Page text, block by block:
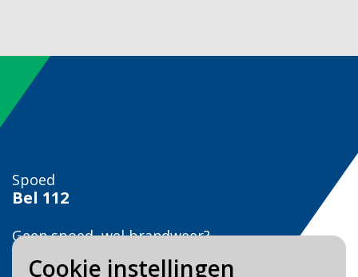
Cookie instellingen
Spoed
Bel 112
Geen spoed, wel brandweer?
Bel